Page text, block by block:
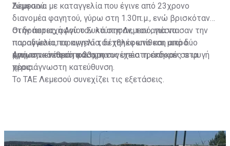
Λεμεσού.
Σύμφωνα με καταγγελία που έγινε από 23χρονο
διανομέα φαγητού, γύρω στη 1.30π.μ., ενώ βρισκόταν
στην περιοχή Αγίου Συλά στη Λεμεσό, για να
παραδώσει παραγγελία, δέχθηκε επίθεση από δύο
άγνωστα νεαρά πρόσωπα.
Οι δράστες, αφού τον κτύπησαν, του απέσπασαν την
παραγγελία, το κινητό του τηλέφωνο και μικρό
χρηματικό ποσό, και στη συνέχεια τράπηκαν σε φυγή
προς άγνωστη κατεύθυνση.
Από την επίθεση ο 23χρονος υπέστη εκδορές στα
χέρια.
Το ΤΑΕ Λεμεσού συνεχίζει τις εξετάσεις.